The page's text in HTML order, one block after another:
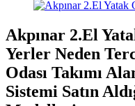
Akpınar 2.El
Yerler Neden
Odası Takımı
Sistemi Satın